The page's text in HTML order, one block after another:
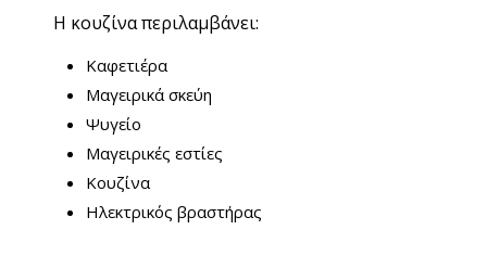
Η κουζίνα περιλαμβάνει:
Καφετιέρα
Μαγειρικά σκεύη
Ψυγείο
Μαγειρικές εστίες
Κουζίνα
Ηλεκτρικός βραστήρας